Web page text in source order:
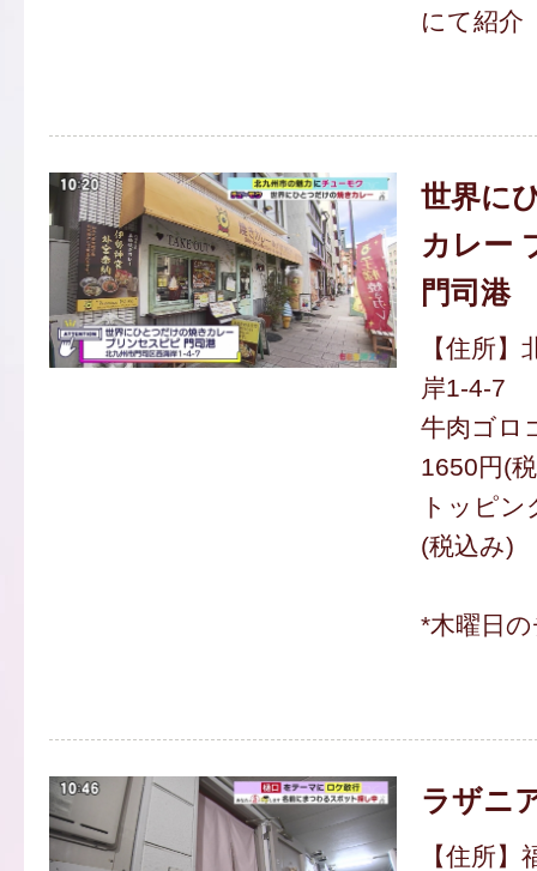
にて紹介
世界に
カレー
門司港
【住所
岸1-4-7
牛肉ゴロ
1650円(
トッピ
(税込み)
*木曜日
ラザニ
【住所